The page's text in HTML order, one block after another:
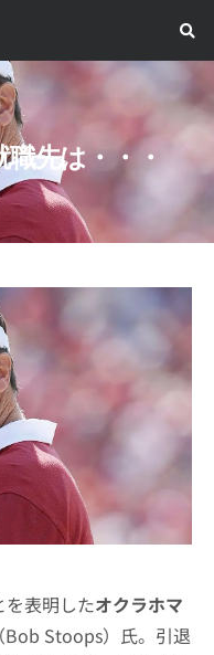
先は・・・
表明したオクラホマ
（Bob Stoops）氏。引退